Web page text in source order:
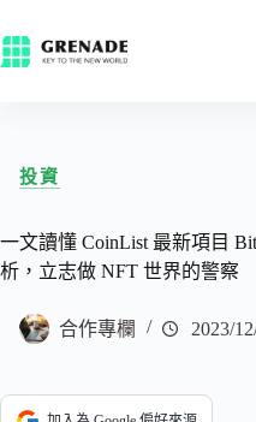
投資
一文讀懂 CoinList 最新項目
析，立志做 NFT 世界的警察
合作專欄 2023/